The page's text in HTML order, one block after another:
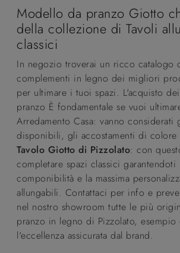
Modello da pranzo Giotto
della collezione di Tavoli
classici
In negozio troverai un ricco catalogo
complementi in legno dei migliori
per ultimare i tuoi spazi. L'acquisto
pranzo È fondamentale se vuoi
Arredamento Casa: vanno considerati
disponibili, gli accostamenti di colore
Tavolo Giotto di Pizzolato: con
completare spazi classici garantendoti
componibilità e la massima
allungabili. Contattaci per info e
nel nostro showroom tutte le più
pranzo in legno di Pizzolato, esempio
l'eccellenza assicurata dal brand.